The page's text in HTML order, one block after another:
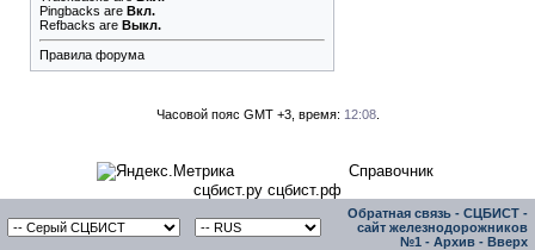
Pingbacks are Вкл.
Refbacks are Выкл.
Правила форума
Часовой пояс GMT +3, время: 12:08.
Справочник
сцбист.ру сцбист.рф
Обратная связь - СЦБИСТ -
сайт железнодорожников
№1 - Архив - Вверх